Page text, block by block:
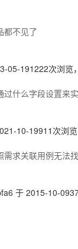
都不见了
05-191222次浏览
10-19911次浏
求关联用例无法
于 2015-10-09